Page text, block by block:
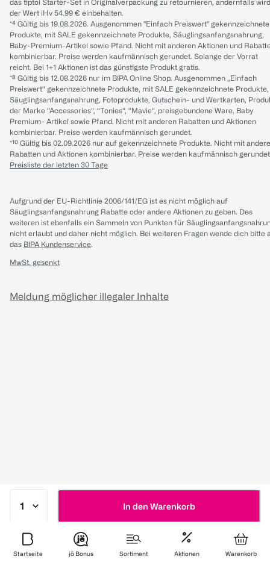
In den Warenkorb
das tiptoi Starter-Set in Originalverpackung zu retournieren, andernfalls wird
der Wert iHv 54.99 € einbehalten.
*⁴ Gültig bis 19.08.2026. Ausgenommen "Einfach Preiswert" gekennzeichnete
Produkte, mit SALE gekennzeichnete Produkte, Säuglingsanfangsnahrung,
Baby-Premium-Artikel sowie Pfand. Nicht mit anderen Aktionen und
kombinierbar. Preise werden kaufmännisch gerundet. Solange der Vorrat
reicht. Bei 1+1 Aktionen ist das günstigste Produkt gratis.
*⁸ Gültig bis 12.08.2026 nur im BIPA Online Shop. Ausgenommen „Einfach
Preiswert“ gekennzeichnete Produkte, mit SALE gekennzeichnete Produkte,
Säuglingsanfangsnahrung, Fotoprodukte, Gutschein- und Wertkarten,
der Marke “Accessories“, “Tonies“, “Mavie“, preisgebundene Ware, Baby
Premium- Artikel sowie Pfand. Nicht mit anderen Rabatten und Aktionen
kombinierbar. Preise werden kaufmännisch gerundet.
*¹⁰ Gültig bis 02.09.2026 nur auf gekennzeichnete Produkte. Nicht mit
Rabatten und Aktionen kombinierbar. Preise werden kaufmännisch
Preisliste der letzten 30 Tage
Aufgrund der EU-Richtlinie 2006/141/EG ist es nicht möglich auf
Säuglingsanfangsnahrung Rabatte oder andere Aktionen zu geben. Des
weiteren ist ebenfalls ein Sammeln von Punkten für
nicht erlaubt und daher nicht möglich. Bei weiteren Fragen wende dich bitte
das BIPA Kundenservice.
MwSt. gesenkt
Meldung möglicher illegaler Inhalte
Startseite jö Bonus Sortiment Aktionen Warenkorb